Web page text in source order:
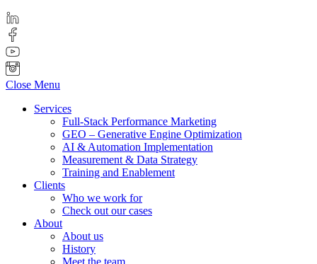
Close Menu
Services
Full-Stack Performance Marketing
GEO – Generative Engine Optimization
AI & Automation Implementation
Measurement & Data Strategy
Training and Enablement
Clients
Who we work for
Check out our cases
About
About us
History